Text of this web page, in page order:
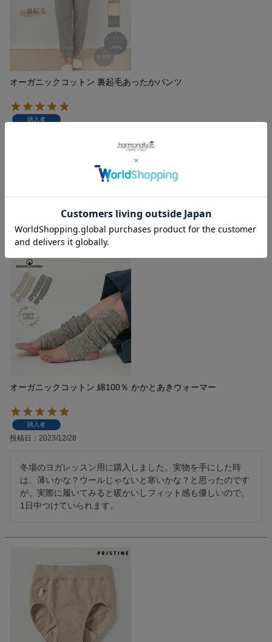
オーガニックコットン 裏起毛あったかパンツ
購入者
乾燥の季節に裏起毛はチクチクと痒くなるイメージでした
が、オーガニックコットンの裏起毛は全然違うのですね。ふ
らいのゆとりはありつつシルエットはスッキリしているし、
軽くて着やすいです。
オーガニックコットン 綿100％ かかとあきウォーマー
購入者
投稿日 2023/12/28
冬場のヨガレッスン用に購入しました。実物を手にした時
は、薄いかな？ウールじゃないと寒いかな？と思ったのです
が、実際に履いてみると暖かいしフィット感も優しいので、
1日中つけていられます。